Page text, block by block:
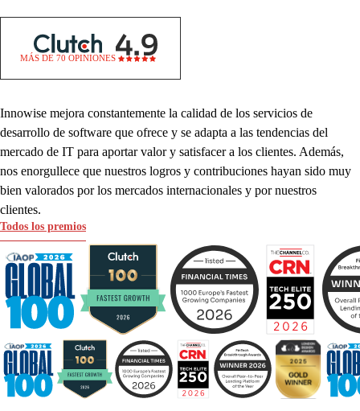
Innowise mejora constantemente la calidad de los servicios de
desarrollo de software que ofrece y se adapta a las tendencias del
mercado de IT para aportar valor y satisfacer a los clientes. Además,
nos enorgullece que nuestros logros y contribuciones hayan sido muy
bien valorados por los mercados internacionales y por nuestros
clientes.
Todos los premios
MÁS DE 70 OPINIONES